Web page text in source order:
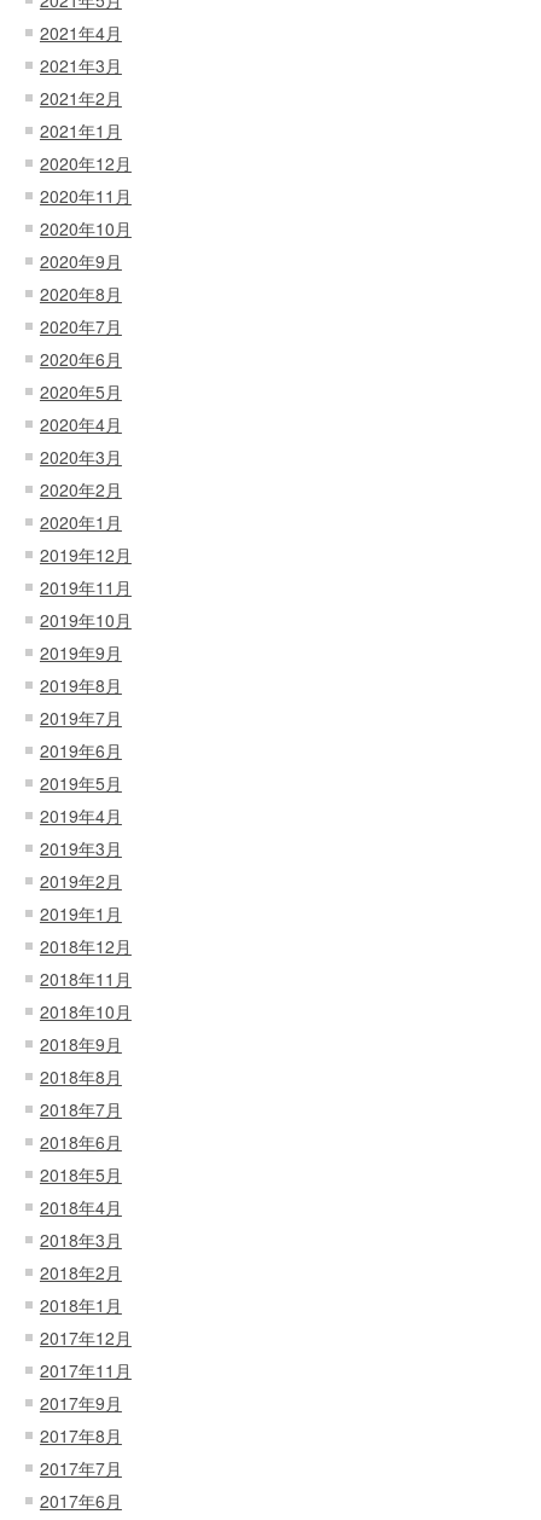
2021年4月
2021年3月
2021年2月
2021年1月
2020年12月
2020年11月
2020年10月
2020年9月
2020年8月
2020年7月
2020年6月
2020年5月
2020年4月
2020年3月
2020年2月
2020年1月
2019年12月
2019年11月
2019年10月
2019年9月
2019年8月
2019年7月
2019年6月
2019年5月
2019年4月
2019年3月
2019年2月
2019年1月
2018年12月
2018年11月
2018年10月
2018年9月
2018年8月
2018年7月
2018年6月
2018年5月
2018年4月
2018年3月
2018年2月
2018年1月
2017年12月
2017年11月
2017年9月
2017年8月
2017年7月
2017年6月